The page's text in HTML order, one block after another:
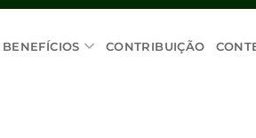
CONTRIBUIÇÃO